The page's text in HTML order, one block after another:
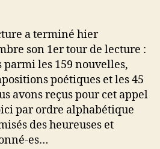
du
comité
de
lecture
pour
« Fenêtres »,
Pourtant
n°7.
a terminé hier
son 1er tour de lecture :
parmi les 159 nouvelles,
poétiques et les 45
avons reçus pour cet appel
par ordre alphabétique
des heureuses et
es…